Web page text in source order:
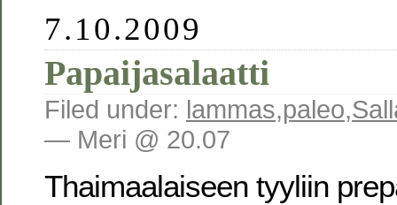
7.10.2009
Papaijasalaatti
Filed under: lammas,paleo,
— Meri @ 20.07
Thaimaalaiseen tyyliin